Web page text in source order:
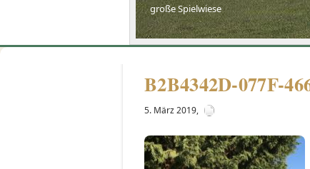
große Spielwiese
B2B4342D-077F-
5. März 2019,